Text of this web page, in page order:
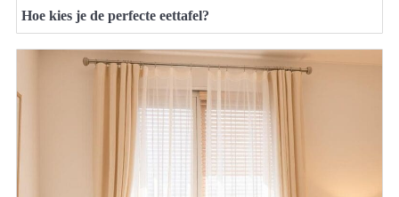
Hoe kies je de perfecte eettafel?